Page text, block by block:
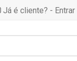
Já é cliente? - Entrar